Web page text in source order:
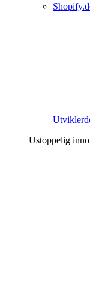
Ustoppelig